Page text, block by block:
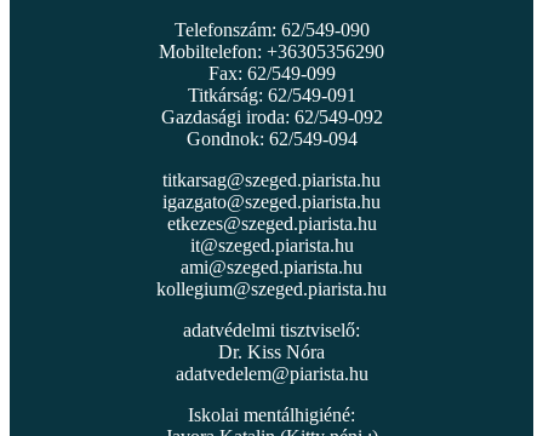
Telefonszám: 62/549-090
Mobiltelefon: +36305356290
Fax: 62/549-099
Titkárság: 62/549-091
Gazdasági iroda: 62/549-092
Gondnok: 62/549-094
titkarsag@szeged.piarista.hu
igazgato@szeged.piarista.hu
etkezes@szeged.piarista.hu
it@szeged.piarista.hu
ami@szeged.piarista.hu
kollegium@szeged.piarista.hu
adatvédelmi tisztviselő:
Dr. Kiss Nóra
adatvedelem@piarista.hu
Iskolai mentálhigiéné: